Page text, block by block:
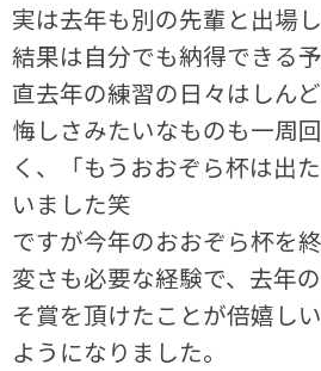
実は去年も別の先輩と出場
結果は自分でも納得できる
直去年の練習の日々はしん
悔しさみたいなものも一周
く、「もうおおぞら杯は出
いました笑
ですが今年のおおぞら杯を
変さも必要な経験で、去年
そ賞を頂けたことが倍嬉し
ようになりました。